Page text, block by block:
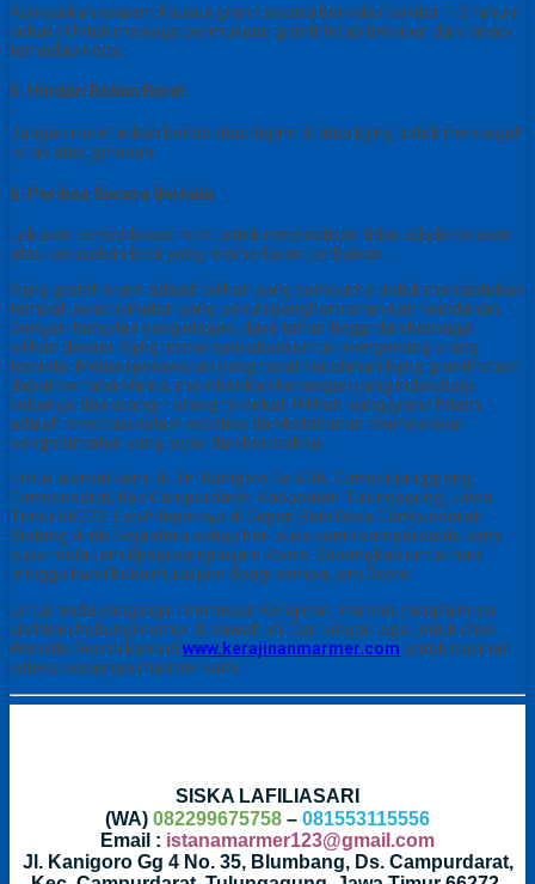
Aplikasikan sealant khusus granit secara berkala ( sekitar 1-2 tahun
sekali ) Untuk menjaga permukaan granit tetap bersinar dan tahan
terhadap noda.
5. Hindari Beban Berat
Jangan meletakkan benda atau tajam di atas kijing untuk mencegah
retak atau goresan.
6. Periksa Secara Berkala
Lakukan pemeriksaan rutin untuk memastikan tidak ada keretakan
atau kerusakan kecil yang memerlukan perbaikan.
Kijing granit hitam adalah pilihan yang sempurna untuk menciptakan
tempat peristirahatan yang penuh penghormatan dan keindahan.
Dengan tampilan yang elegan, daya tahan tinggi dan berbagai
pilihan desain. Kijing ini menjadi abadi untuk mengenang orang
tercinta. Melalui perawatan yang tepat keindahan kijing granit hitam
dapat bertahan lama, memberikan kenangan yang indah bagi
keluarga dan orang – orang terdekat. Pilihan kijing granit hitam
adalah investasi dalam estetika dan ketahanan memberikan
penghotmatan yang layak dan bermakna.
Untuk alamat kami di Jln. Kanigoro No.40A, Campurjanggrang,
Campurdarat, Kec.Campurdarat, Kabupaten Tulungagung, Jawa
Timur 66272. Lebih tepatnya di Depan Bale Desa Campurdarat.
Bintang Antik Sejahtera setiap hari buka senin sampai sabtu kami
buka mulai jam 8pagi sampai jam 4sore. Sedangkan untuk hari
minggu kami buka mulai jam 8pagi sampai jam 3sore.
Untuk anda yang ingin memesan Kerajinan marmer yang lainnya
silahkan hubungi nomor di bawah ini. Dan jangan lupa untuk chek
Website Resmi kami di www.kerajinanmarmer.com untuk melihat
koleksi kerajinan marmer kami .
SISKA LAFILIASARI
(WA) 082299675758 – 081553115556
Email : istanamarmer123@gmail.com
Jl. Kanigoro Gg 4 No. 35, Blumbang, Ds. Campurdarat,